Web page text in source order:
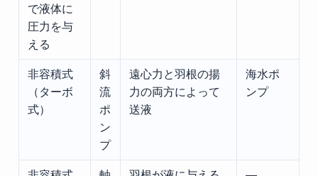
で液体に
圧力を与
える
非容積式
（ターボ
式）
斜
流
ポ
ン
プ
遠心力と羽根の揚
力の両方によって
送液
海水ポ
ンプ